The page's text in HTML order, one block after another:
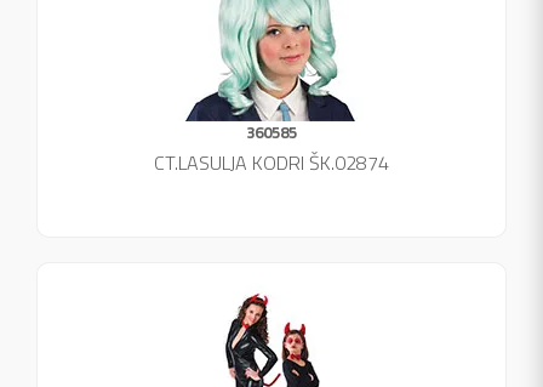
360585
CT.LASULJA KODRI ŠK.02874